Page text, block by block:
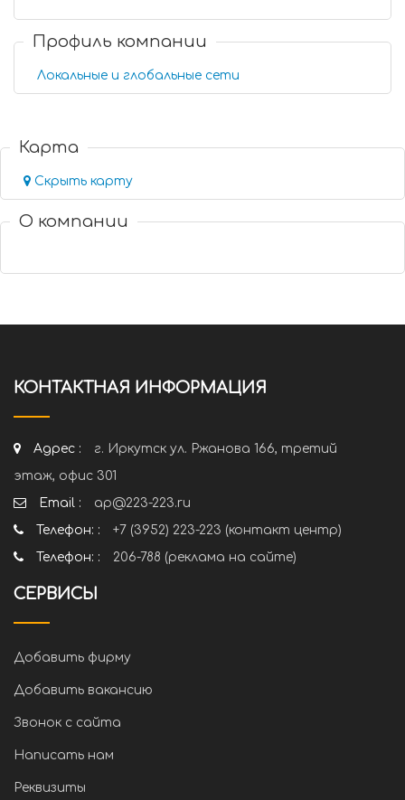
Профиль компании
Локальные и глобальные сети
Карта
Скрыть карту
О компании
КОНТАКТНАЯ ИНФОРМАЦИЯ
Адрес :
г. Иркутск ул. Ржанова 166, третий
этаж, офис 301
Email :
ap@223-223.ru
Телефон: :
+7 (3952) 223-223 (контакт центр)
Телефон: :
206-788 (реклама на сайте)
СЕРВИСЫ
Добавить фирму
Добавить вакансию
Звонок с сайта
Написать нам
Реквизиты